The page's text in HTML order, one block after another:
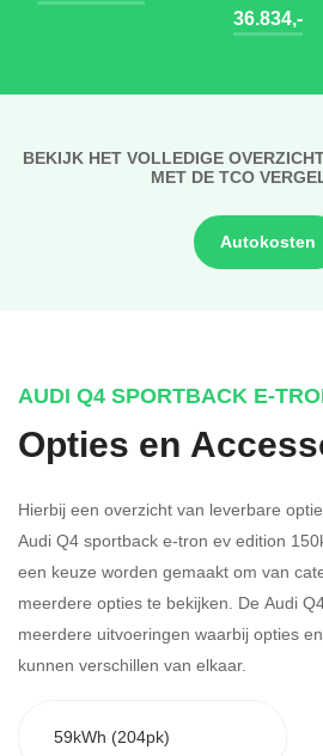
36.834,-
BEKIJK HET VOLLEDIGE
MET DE TCO
Autokosten
AUDI Q4 SPORTBACK E-
Opties en
Hierbij een overzicht van leverbare
Audi Q4 sportback e-tron ev edition
een keuze worden gemaakt om van
meerdere opties te bekijken. De Audi
meerdere uitvoeringen waarbij opties
kunnen verschillen van elkaar.
59kWh (204pk)